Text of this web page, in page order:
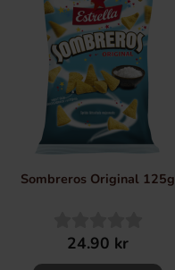
Sombreros Original 125g
24.90 kr